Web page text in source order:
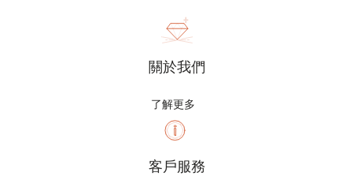
關於我們
了解更多
客戶服務